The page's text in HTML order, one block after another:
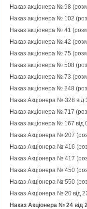
Наказ акціонера № 98
Наказ акціонера № 102
Наказ акціонера № 41
Наказ акціонера № 42
Наказ акціонера № 75
Наказ акціонера № 508
Наказ акціонера № 73
Наказ акціонера № 248
Наказ Акціонера № 328
Наказ акціонера № 717
Наказ акціонера № 167
Наказ Акціонера № 207
Наказ Акціонера № 416
Наказ Акціонера № 417
Наказ Акціонера № 450
Наказ Акціонера № 550
Наказ Акціонера № 20 від
Наказ Акціонера № 24 від